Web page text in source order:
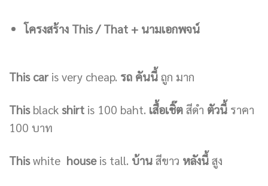
โครงสร้าง This / That + นามเอกพจน์
This car is very cheap. รถ คันนี้ ถูก มาก
Thisblack shirt is 100 baht. เสื้อเชิ๊ต สีดำ ตัวนี้ ราคา
100 บาท
Thiswhite houseis tall. บ้าน สีขาว หลังนี้ สูง